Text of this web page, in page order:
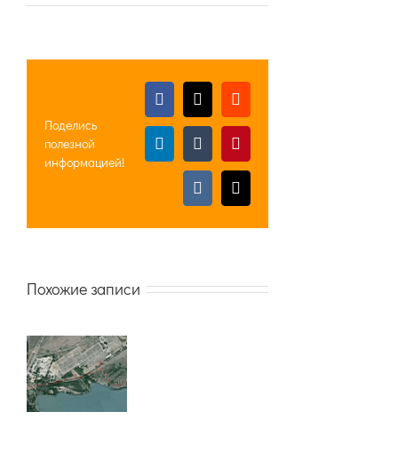
Поделись
полезной
информацией!
Facebook
X Reddit
LinkedInTumblrPinterest
Vk Email
Похожие записи
Рыбалка на
Новотроицком